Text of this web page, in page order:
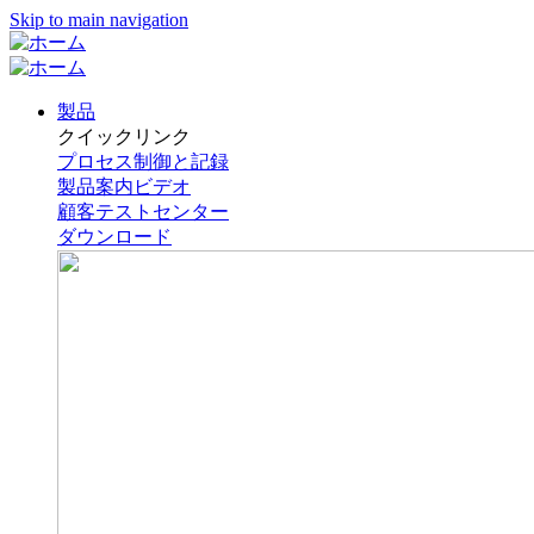
Skip to main navigation
製品
クイックリンク
プロセス制御と記録
製品案内ビデオ
顧客テストセンター
ダウンロード